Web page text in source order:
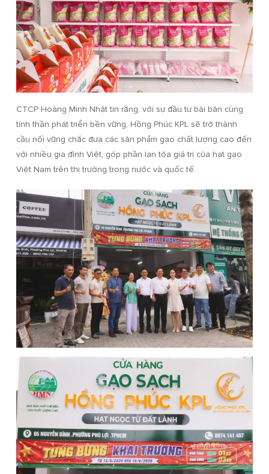
CTCP Hoàng Minh Nhật tin rằng, với sự đầu tư bài bản cùng
tinh thần phát triển bền vững, Hồng Phúc KPL sẽ trở thành
cầu nối vững chắc đưa các sản phẩm gạo chất lượng cao đến
với nhiều gia đình Việt, góp phần lan tỏa giá trị của hạt gạo
Việt Nam trên thị trường trong nước và quốc tế.